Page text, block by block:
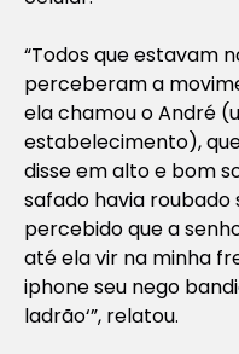
“Todos que estavam
perceberam a
ela chamou o André
estabelecimento),
disse em alto e bom
safado havia roubado
percebido que a
até ela vir na minha
iphone seu nego
ladrão‘”, relatou.